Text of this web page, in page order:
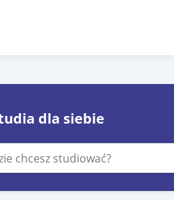
dla siebie